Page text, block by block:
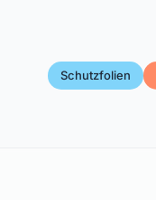
Schutzfolien